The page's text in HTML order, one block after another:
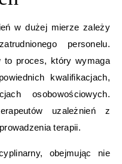
w dużej mierze zależy
personelu.
to proces, który wymaga
kwalifikacjach,
osobowościowych.
uzależnień z
terapii.
obejmując nie